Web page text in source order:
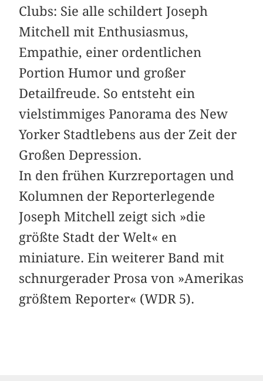
Clubs: Sie alle schildert Joseph
Mitchell mit Enthusiasmus,
Empathie, einer ordentlichen
Portion Humor und großer
Detailfreude. So entsteht ein
vielstimmiges Panorama des New
Yorker Stadtlebens aus der Zeit der
Großen Depression.
In den frühen Kurzreportagen und
Kolumnen der Reporterlegende
Joseph Mitchell zeigt sich »die
größte Stadt der Welt« en
miniature. Ein weiterer Band mit
schnurgerader Prosa von »Amerikas
größtem Reporter« (WDR 5).